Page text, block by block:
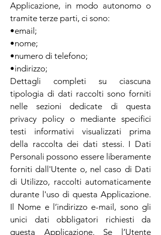
Applicazione, in modo autonomo o
tramite terze parti, ci sono:
•email;
•nome;
•numero di telefono;
•indirizzo;
Dettagli completi su ciascuna
tipologia di dati raccolti sono forniti
nelle sezioni dedicate di questa
privacy policy o mediante specifici
testi informativi visualizzati prima
della raccolta dei dati stessi. I Dati
Personali possono essere liberamente
forniti dall'Utente o, nel caso di Dati
di Utilizzo, raccolti automaticamente
durante l'uso di questa Applicazione.
Il Nome e l’indirizzo e-mail, sono gli
unici dati obbligatori richiesti da
questa Applicazione. Se l’Utente